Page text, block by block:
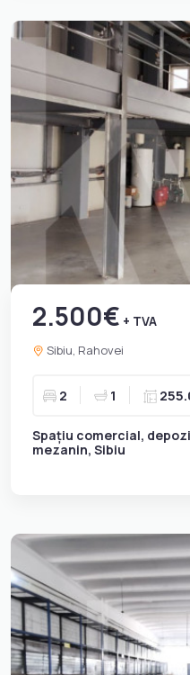
2.500€ + TVA
Sibiu, Rahovei
2 1
Spațiu comercial,
mezanin, Sibiu